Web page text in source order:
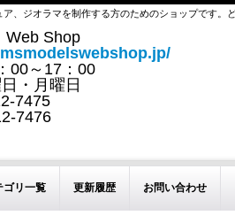
ア、ジオラマを制作する方のためのショップです。
Shop
00～17：00
・月曜日
7475
7476
ゴリ一覧 更新履歴 お問い合わせ